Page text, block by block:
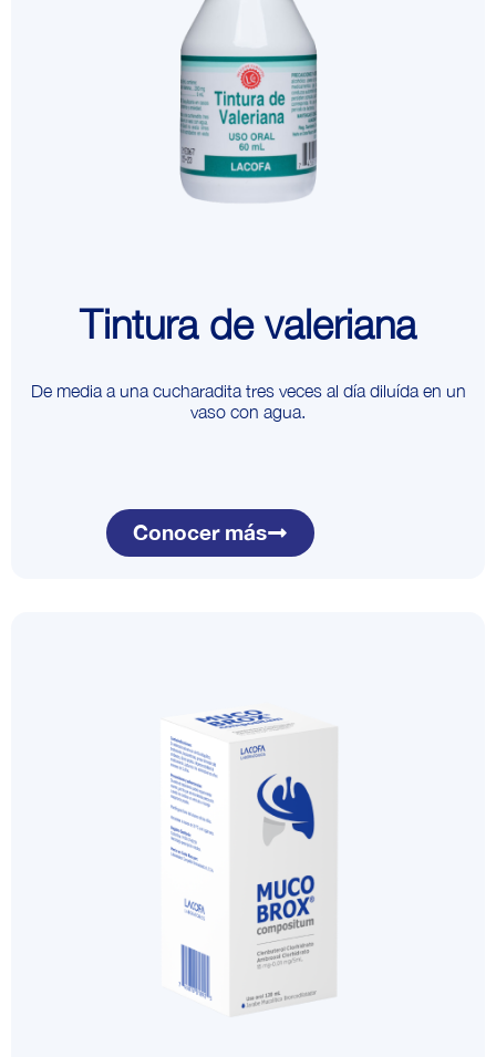
Tintura de valeriana
De media a una cucharadita tres veces al día diluída en un
vaso con agua.
Conocer más